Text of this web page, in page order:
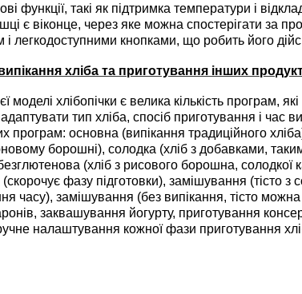
функції, такі як підтримка температури і
є віконце, через яке можна спостерігати за
легкодоступними кнопками, що робить його
хліба та приготування інших
моделі хлібопічки є велика кількість програм,
тип хліба, спосіб приготування і час
програм: основна (випікання традиційного
борошні), солодка (хліб з добавками,
(хліб з рисового борошна, солодкої
фазу підготовки), замішування (тісто
часу), замішування (без випікання, тісто
заквашування йогурту, приготування
налаштування кожної фази приготування